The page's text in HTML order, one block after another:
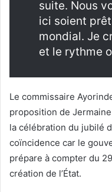
suite. Nous
ici soient
mondial. Je
et le rythme
Le commissaire
proposition de
la célébration du jubilé
coïncidence car le
prépare à compter du
création de l’État.